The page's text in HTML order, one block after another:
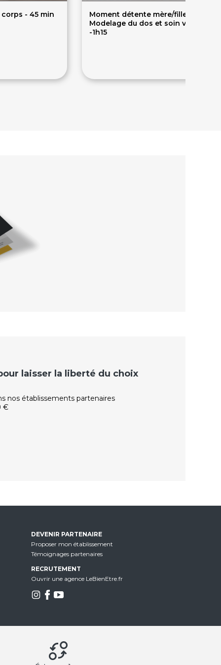
- 45 min
Moment détente mère/fille :
Modelage du dos et soin visage
-1h15
laisser la liberté du choix
nos établissements partenaires
€
DEVENIR PARTENAIRE
Proposer mon établissement
Témoignages partenaires
RECRUTEMENT
Ouvrir une agence LeBienEtre.fr